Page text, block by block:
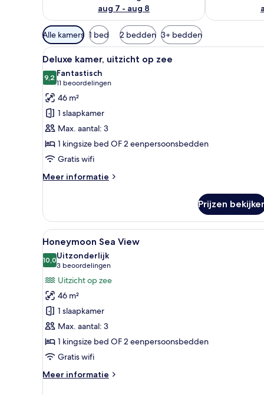
aug 7 - aug 8
Beschikbare
filters
voor
kamers
Alle kamers 1 bed 2 bedden 3+ bedden
Alle
foto's
voor
Deluxe
kamer,
uitzicht
op
zee
laden
Een moderne hotelkamer
10
Deluxe kamer, uitzicht op zee
9,29,2 van 10
Fantastisch
11 beoordelingen
(11
beoordelingen)
46 m²
1 slaapkamer
Max. aantal: 3
1 kingsize bed OF 2 eenpersoonsbedden
Gratis wifi
Meer informatie
Meer
kamer,
uitzicht
op
Prijzen
Alle
foto's
voor
Honeymoon
Sea
View
laden
Een hotelkamer met een
6
Honeymoon Sea View
10,010,0 van 10
Uitzonderlijk
3 beoordelingen
(3
beoordelingen)
Uitzicht op zee
46 m²
1 slaapkamer
Max. aantal: 3
1 kingsize bed OF 2 eenpersoonsbedden
Gratis wifi
Meer informatie
Meer